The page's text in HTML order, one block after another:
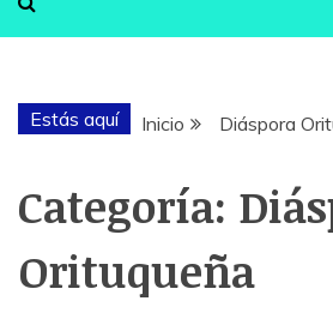
Estás aquí Inicio Diáspora
Categoría:
Orituqueña